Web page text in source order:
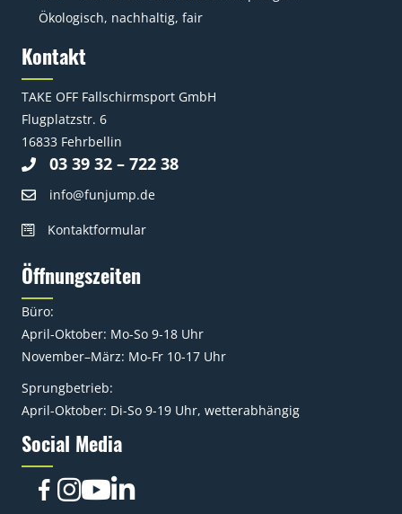
Ökologisch, nachhaltig, fair
Kontakt
TAKE OFF Fallschirmsport GmbH
Flugplatzstr. 6
16833 Fehrbellin
03 39 32 – 722 38
info@funjump.de
Kontaktformular
Öffnungszeiten
Büro:
April-Oktober: Mo-So 9-18 Uhr
November–März: Mo-Fr 10-17 Uhr
Sprungbetrieb:
April-Oktober: Di-So 9-19 Uhr, wetterabhängig
Social Media